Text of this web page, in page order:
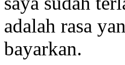
adalah rasa
bayarkan.